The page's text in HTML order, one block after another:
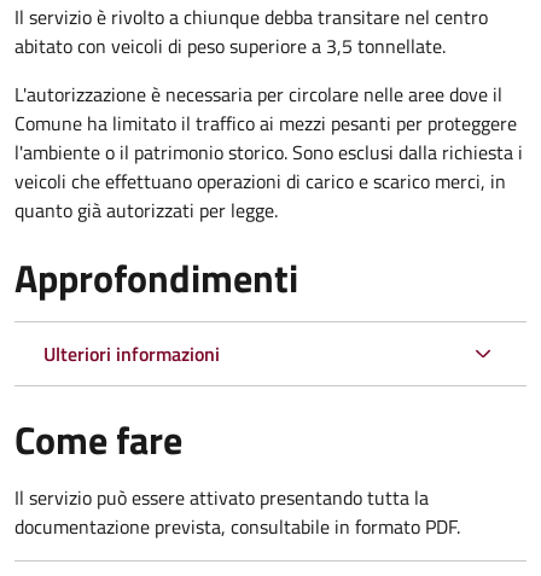
Il servizio è rivolto a chiunque debba transitare nel centro
abitato con veicoli di peso superiore a 3,5 tonnellate.
L'autorizzazione è necessaria per circolare nelle aree dove il
Comune ha limitato il traffico ai mezzi pesanti per proteggere
l'ambiente o il patrimonio storico. Sono esclusi dalla richiesta i
veicoli che effettuano operazioni di carico e scarico merci, in
quanto già autorizzati per legge.
Approfondimenti
Ulteriori informazioni
Come fare
Il servizio può essere attivato presentando tutta la
documentazione prevista, consultabile in formato PDF.